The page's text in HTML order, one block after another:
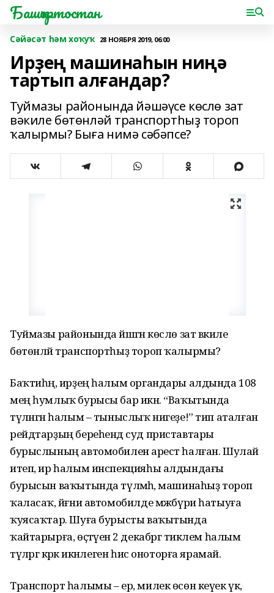
Башҡортостан
Сәйәсәт һәм хоҡуҡ 28 НОЯБРЯ 2019, 06:00
Ирҙең машинаһын ниңә
тартып алғандар?
Туймазы районында йәшәүсе көслө зат
вәкиле бөтөнләй транспортһыҙ тороп
ҡалырмы? Быға нимә сәбәпсе?
Туймазы районында йәшәгән көслө зат вәкиле
бөтөнләй транспортһыҙ тороп ҡалырмы?
Баҡтиһәң, ирҙең һалым органдары алдында 108
мең һумлыҡ бурысы бар икән. “Ваҡытында
түләнгән һалым – тыныслыҡ нигеҙе!” тип аталған
рейдтарҙың береһендә суд приставтары
бурыслының автомобиленә арест һалған. Шулай
итеп, ир һалым инспекцияһы алдындағы
бурысын ваҡытында түләмәһә, машинаһыҙ тороп
ҡаласаҡ, йәғни автомобилде мәжбүри һатыуға
ҡуясаҡтар. Шуға бурысты ваҡытында
ҡайтарырға, өҫтәүенә 2 декабргә тиклем һалым
түләргә кәрәк икәнлеген һис оноторға ярамай.
Транспорт һалымы – ер, милек өсөн кеүек үк,